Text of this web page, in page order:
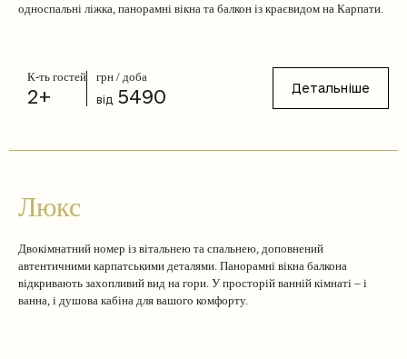
односпальні ліжка, панорамні вікна та балкон із краєвидом на Карпати.
К-ть гостей
2+
грн / доба
від 5490 Детальніше
Люкс
Двокімнатний номер із вітальнею та спальнею, доповнений
автентичними карпатськими деталями. Панорамні вікна балкона
відкривають захопливий вид на гори. У просторій ванній кімнаті – і
ванна, і душова кабіна для вашого комфорту.